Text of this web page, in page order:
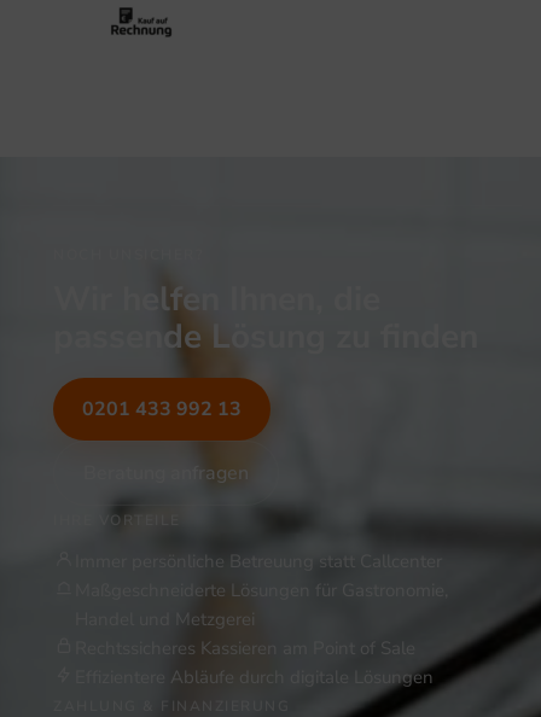
Wir helfen Ihnen, die
passende Lösung zu finden
0201 433 992 13
Beratung anfragen
IHRE VORTEILE
Immer persönliche Betreuung statt Callcenter
Maßgeschneiderte Lösungen für Gastronomie,
Handel und Metzgerei
Rechtssicheres Kassieren am Point of Sale
Effizientere Abläufe durch digitale Lösungen
ZAHLUNG & FINANZIERUNG